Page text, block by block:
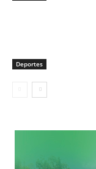
Deportes